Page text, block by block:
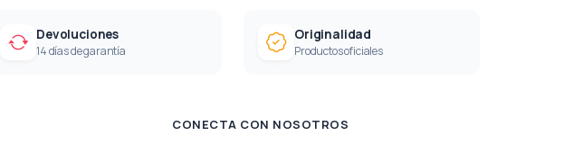
Devoluciones
14 días de garantía
Originalidad
Productos oficiales
CONECTA CON NOSOTROS